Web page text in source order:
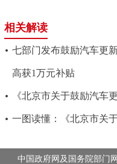
相关解读
七部门发布鼓励汽车更
高获1万元补贴
《北京市关于鼓励汽车
一图读懂：《北京市关
中国政府网及国务院部门